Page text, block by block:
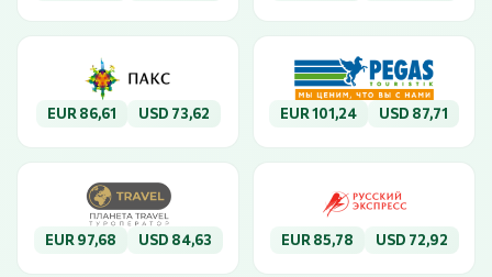
EUR 86,61 USD 73,62 EUR 101,24 USD 87,71
EUR 97,68 USD 84,63 EUR 85,78 USD 72,92